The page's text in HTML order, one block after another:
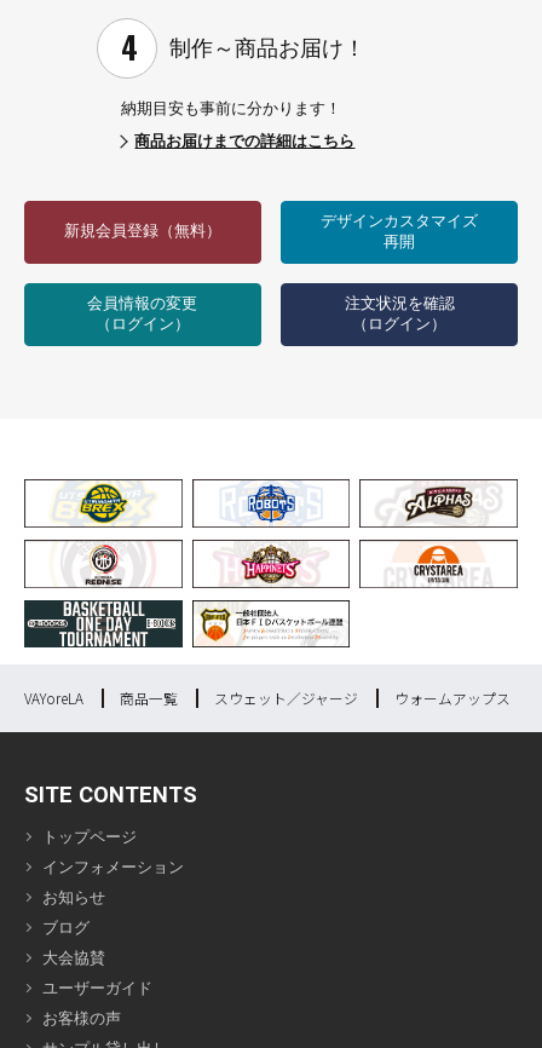
VAYoreLA 商品一覧 スウェット／ジャージ ウォームアップス
制作～商品お届け！
納期目安も事前に分かります！
商品お届けまでの詳細はこちら
新規会員登録（無料）
デザインカスタマイズ
再開
会員情報の変更
（ログイン）
注文状況を確認
（ログイン）
SITE CONTENTS
トップページ
インフォメーション
お知らせ
ブログ
大会協賛
ユーザーガイド
お客様の声